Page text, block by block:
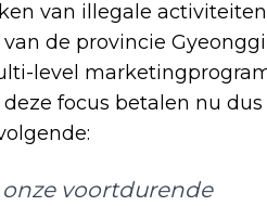
van illegale
de provincie
level
deze focus betalen nu
voortdurende